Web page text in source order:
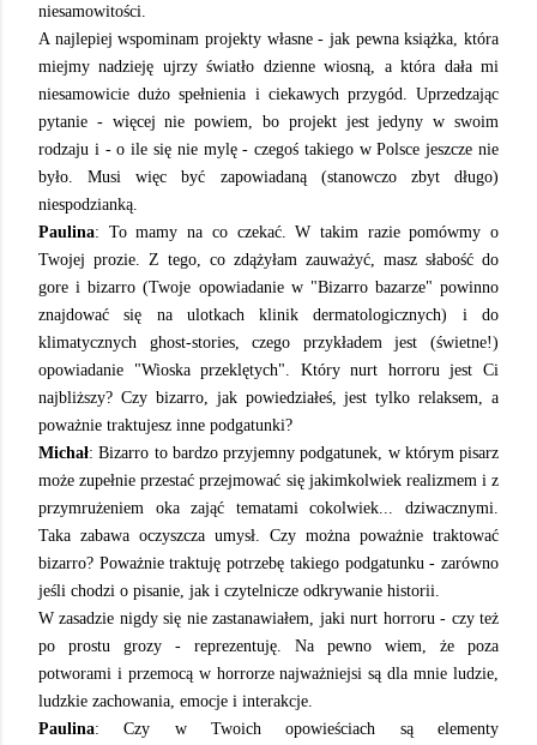
niesamowitości.
A najlepiej wspominam projekty własne - jak pewna książka, która
miejmy nadzieję ujrzy światło dzienne wiosną, a która dała mi
niesamowicie dużo spełnienia i ciekawych przygód. Uprzedzając
pytanie - więcej nie powiem, bo projekt jest jedyny w swoim
rodzaju i - o ile się nie mylę - czegoś takiego w Polsce jeszcze nie
było. Musi więc być zapowiadaną (stanowczo zbyt długo)
niespodzianką.
Paulina: To mamy na co czekać. W takim razie pomówmy o
Twojej prozie. Z tego, co zdążyłam zauważyć, masz słabość do
gore i bizarro (Twoje opowiadanie w "Bizarro bazarze" powinno
znajdować się na ulotkach klinik dermatologicznych) i do
klimatycznych ghost-stories, czego przykładem jest (świetne!)
opowiadanie "Wioska przeklętych". Który nurt horroru jest Ci
najbliższy? Czy bizarro, jak powiedziałeś, jest tylko relaksem, a
poważnie traktujesz inne podgatunki?
Michał: Bizarro to bardzo przyjemny podgatunek, w którym pisarz
może zupełnie przestać przejmować się jakimkolwiek realizmem i z
przymrużeniem oka zająć tematami cokolwiek... dziwacznymi.
Taka zabawa oczyszcza umysł. Czy można poważnie traktować
bizarro? Poważnie traktuję potrzebę takiego podgatunku - zarówno
jeśli chodzi o pisanie, jak i czytelnicze odkrywanie historii.
W zasadzie nigdy się nie zastanawiałem, jaki nurt horroru - czy też
po prostu grozy - reprezentuję. Na pewno wiem, że poza
potworami i przemocą w horrorze najważniejsi są dla mnie ludzie,
ludzkie zachowania, emocje i interakcje.
Paulina: Czy w Twoich opowieściach są elementy